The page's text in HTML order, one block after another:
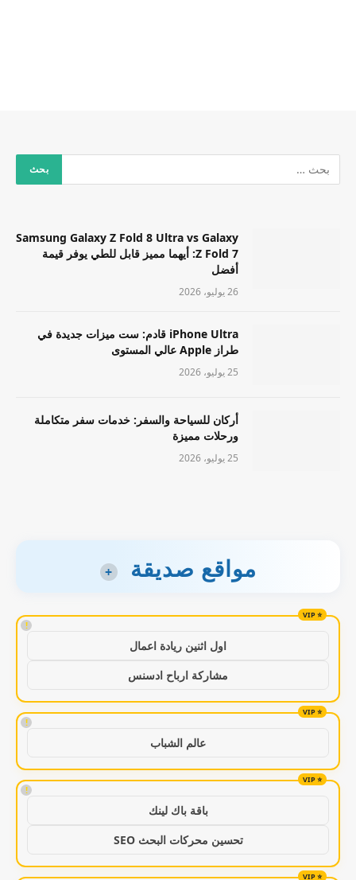
Samsung Galaxy Z Fold 8 Ultra vs Galaxy
Z Fold 7: أيهما مميز قابل للطي يوفر قيمة
أفضل
26 يوليو، 2026
iPhone Ultra قادم: ست ميزات جديدة في
طراز Apple عالي المستوى
25 يوليو، 2026
أركان للسياحة والسفر: خدمات سفر متكاملة
ورحلات مميزة
25 يوليو، 2026
مواقع صديقة +
!
اول اثنين ريادة اعمال
مشاركة ارباح ادسنس
!
عالم الشباب
!
باقة باك لينك
تحسين محركات البحث SEO